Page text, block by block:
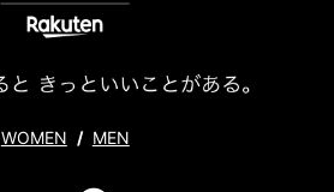
WOMEN / MEN